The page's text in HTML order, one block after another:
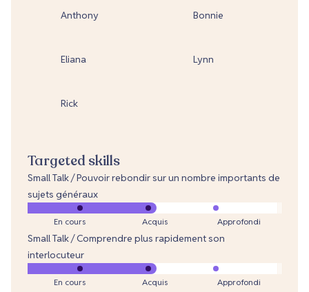
Anthony Bonnie
Eliana Lynn
Rick
Targeted skills
Small Talk / Pouvoir rebondir sur un nombre importants de
sujets généraux
En cours Acquis Approfondi
Small Talk / Comprendre plus rapidement son
interlocuteur
En cours Acquis Approfondi